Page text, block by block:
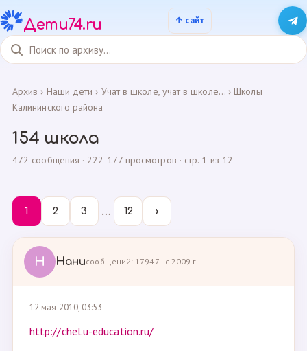
Дети74.ru
Архив › Наши дети › Учат в школе, учат в школе...› Школы
Калининского района
154 школа
472 сообщения · 222 177 просмотров · стр. 1 из 12
1 2 3 … 12 ›
Н Нанисообщений: 17947 · с 2009 г.
12 мая 2010, 03:53
http://chel.u-education.ru/